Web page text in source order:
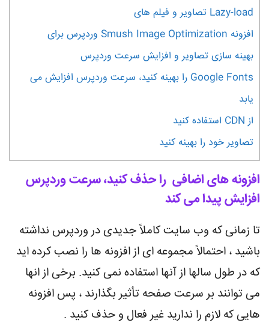
Lazy-load تصاویر و فیلم های
افزونه Smush Image Optimization وردپرس برای
بهینه سازی تصاویر و افزایش سرعت وردپرس
Google Fonts را بهینه کنید، سرعت وردپرس افزایش می
یابد
از CDN استفاده کنید
تصاویر خود را بهینه کنید
افزونه های اضافی را حذف کنید، سرعت وردپرس
افزایش پیدا می کند
تا زمانی که وب سایت کاملاً جدیدی در وردپرس نداشته
باشید ، احتمالاً مجموعه ای از افزونه ها را نصب کرده اید
که در طول سالها از آنها استفاده نمی کنید. برخی از انها
می توانند بر سرعت صفحه تأثیر بگذارند ، پس افزونه
هایی که لازم را ندارید غیر فعال و حذف کنید .